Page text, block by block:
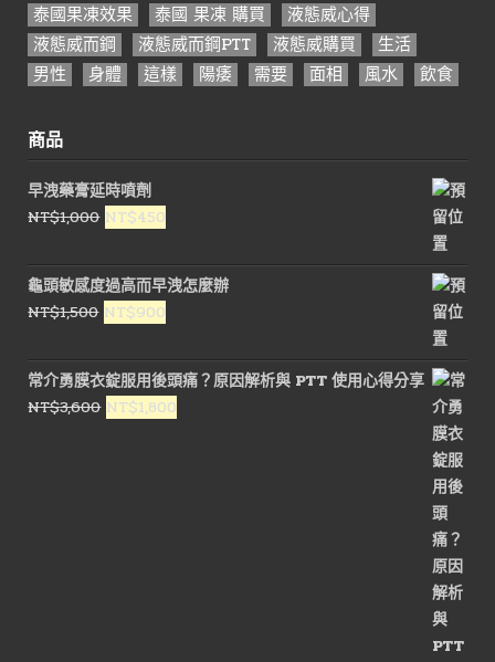
泰國果凍效果
泰國 果凍 購買
液態威心得
液態威而鋼
液態威而鋼PTT 液態威購買
生活
男性
身體 這樣 陽痿 需要 面相 風水 飲食
商品
早洩藥膏延時噴劑
NT$1,000 原
價
格：
NT$1,000。
NT$450
價
格：
NT$450。
龜頭敏感度過高而早洩怎麼辦
NT$1,500 原
價
格：
NT$1,500。
NT$900
價
格：
NT$900。
常介勇膜衣錠服用後頭痛？原因解析與 PTT 使用心得分享
NT$3,600 原
NT$1,800